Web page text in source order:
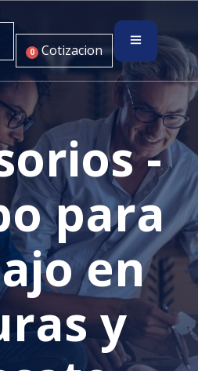
0 Cotizacion
-
para
en
y